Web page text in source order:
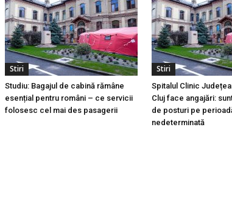
Stiri
Studiu: Bagajul de cabină rămâne
esențial pentru români – ce servicii
folosesc cel mai des pasagerii
Stiri
Spitalul Clinic
Cluj face angajări:
de posturi pe
nedeterminată